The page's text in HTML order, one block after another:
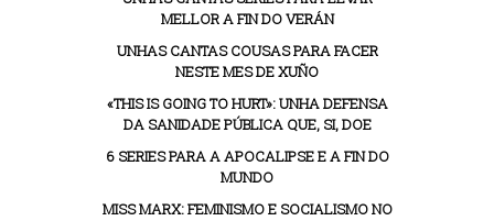
MELLOR A FIN DO VERÁN
UNHAS CANTAS COUSAS PARA FACER
NESTE MES DE XUÑO
«THIS IS GOING TO HURT»: UNHA DEFENSA
DA SANIDADE PÚBLICA QUE, SI, DOE
6 SERIES PARA A APOCALIPSE E A FIN DO
MUNDO
MISS MARX: FEMINISMO E SOCIALISMO NO